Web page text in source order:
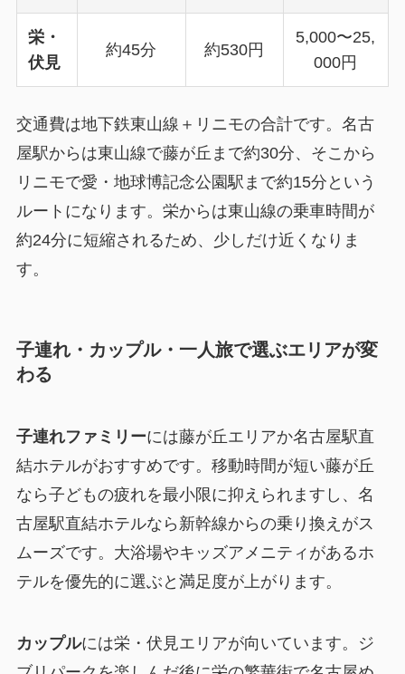
栄・
伏見
約45分 約530円
5,000〜25,
000円
交通費は地下鉄東山線＋リニモの合計です。名古
屋駅からは東山線で藤が丘まで約30分、そこから
リニモで愛・地球博記念公園駅まで約15分という
ルートになります。栄からは東山線の乗車時間が
約24分に短縮されるため、少しだけ近くなりま
す。
子連れ・カップル・一人旅で選ぶエリアが変
わる
子連れファミリーには藤が丘エリアか名古屋駅直
結ホテルがおすすめです。移動時間が短い藤が丘
なら子どもの疲れを最小限に抑えられますし、名
古屋駅直結ホテルなら新幹線からの乗り換えがス
ムーズです。大浴場やキッズアメニティがあるホ
テルを優先的に選ぶと満足度が上がります。
カップルには栄・伏見エリアが向いています。ジ